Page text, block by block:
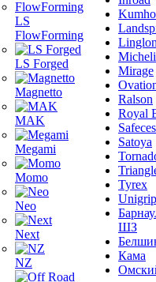
LS
FlowForming
LS Forged
Magnetto
MAK
Megami
Momo
Neo
Next
NZ
Kumho
Mirage
Ralson
Royal
Satoya
Tyrex
Unigrip
ШЗ
Кама